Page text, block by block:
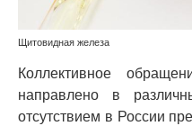
Щитовидная железа
Коллективное
направлено в
отсутствием в России